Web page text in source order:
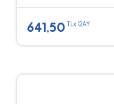
641,50 TLx 12AY